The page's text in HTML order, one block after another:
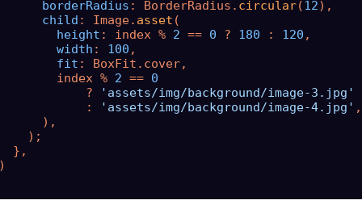
borderRadius : BorderRadius. circular(12),
child : Image. asset (
height : index % 2 == 0 ? 180 : 120 ,
width : 100 ,
fit : BoxFit.cover,
index %
2 == 0
?
'assets/img/background/image-3.jpg'
:
'assets/img/background/image-4.jpg' ,
),
);
},